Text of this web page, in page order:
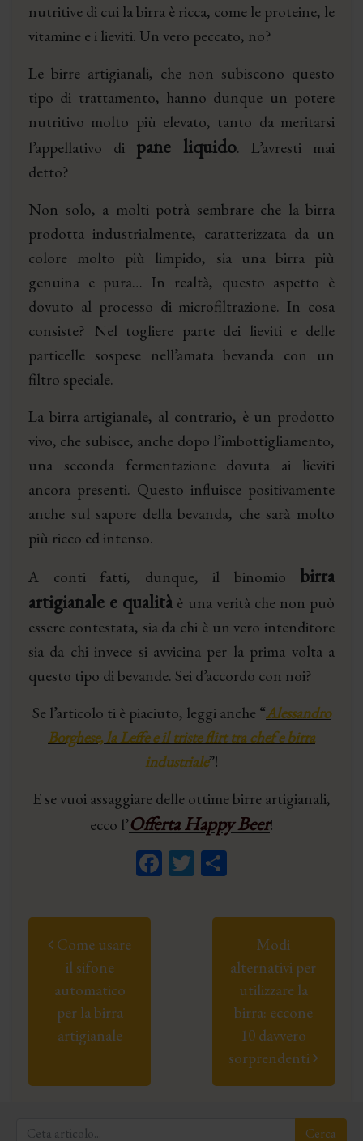
nutritive di cui la birra è ricca, come le proteine, le
vitamine e i lieviti. Un vero peccato, no?
Le birre artigianali, che non subiscono questo
tipo di trattamento, hanno dunque un potere
nutritivo molto più elevato, tanto da meritarsi
l’appellativo di pane liquido. L’avresti mai
detto?
Non solo, a molti potrà sembrare che la birra
prodotta industrialmente, caratterizzata da un
colore molto più limpido, sia una birra più
genuina e pura… In realtà, questo aspetto è
dovuto al processo di microfiltrazione. In cosa
consiste? Nel togliere parte dei lieviti e delle
particelle sospese nell’amata bevanda con un
filtro speciale.
La birra artigianale, al contrario, è un prodotto
vivo, che subisce, anche dopo l’imbottigliamento,
una seconda fermentazione dovuta ai lieviti
ancora presenti. Questo influisce positivamente
anche sul sapore della bevanda, che sarà molto
più ricco ed intenso.
A conti fatti, dunque, il binomio birra
artigianale e qualitàè una verità che non può
essere contestata, sia da chi è un vero intenditore
sia da chi invece si avvicina per la prima volta a
questo tipo di bevande. Sei d’accordo con noi?
Se l’articolo ti è piaciuto, leggi anche “Alessandro
Borghese, la Leffe e il triste flirt tra chef e birra
industriale”!
E se vuoi assaggiare delle ottime birre artigianali,
ecco l’Offerta Happy Beer!
Facebook
Twitter
Come usare
il sifone
automatico
per la birra
artigianale
Modi
alternativi per
utilizzare la
birra: eccone
10 davvero
sorprendenti